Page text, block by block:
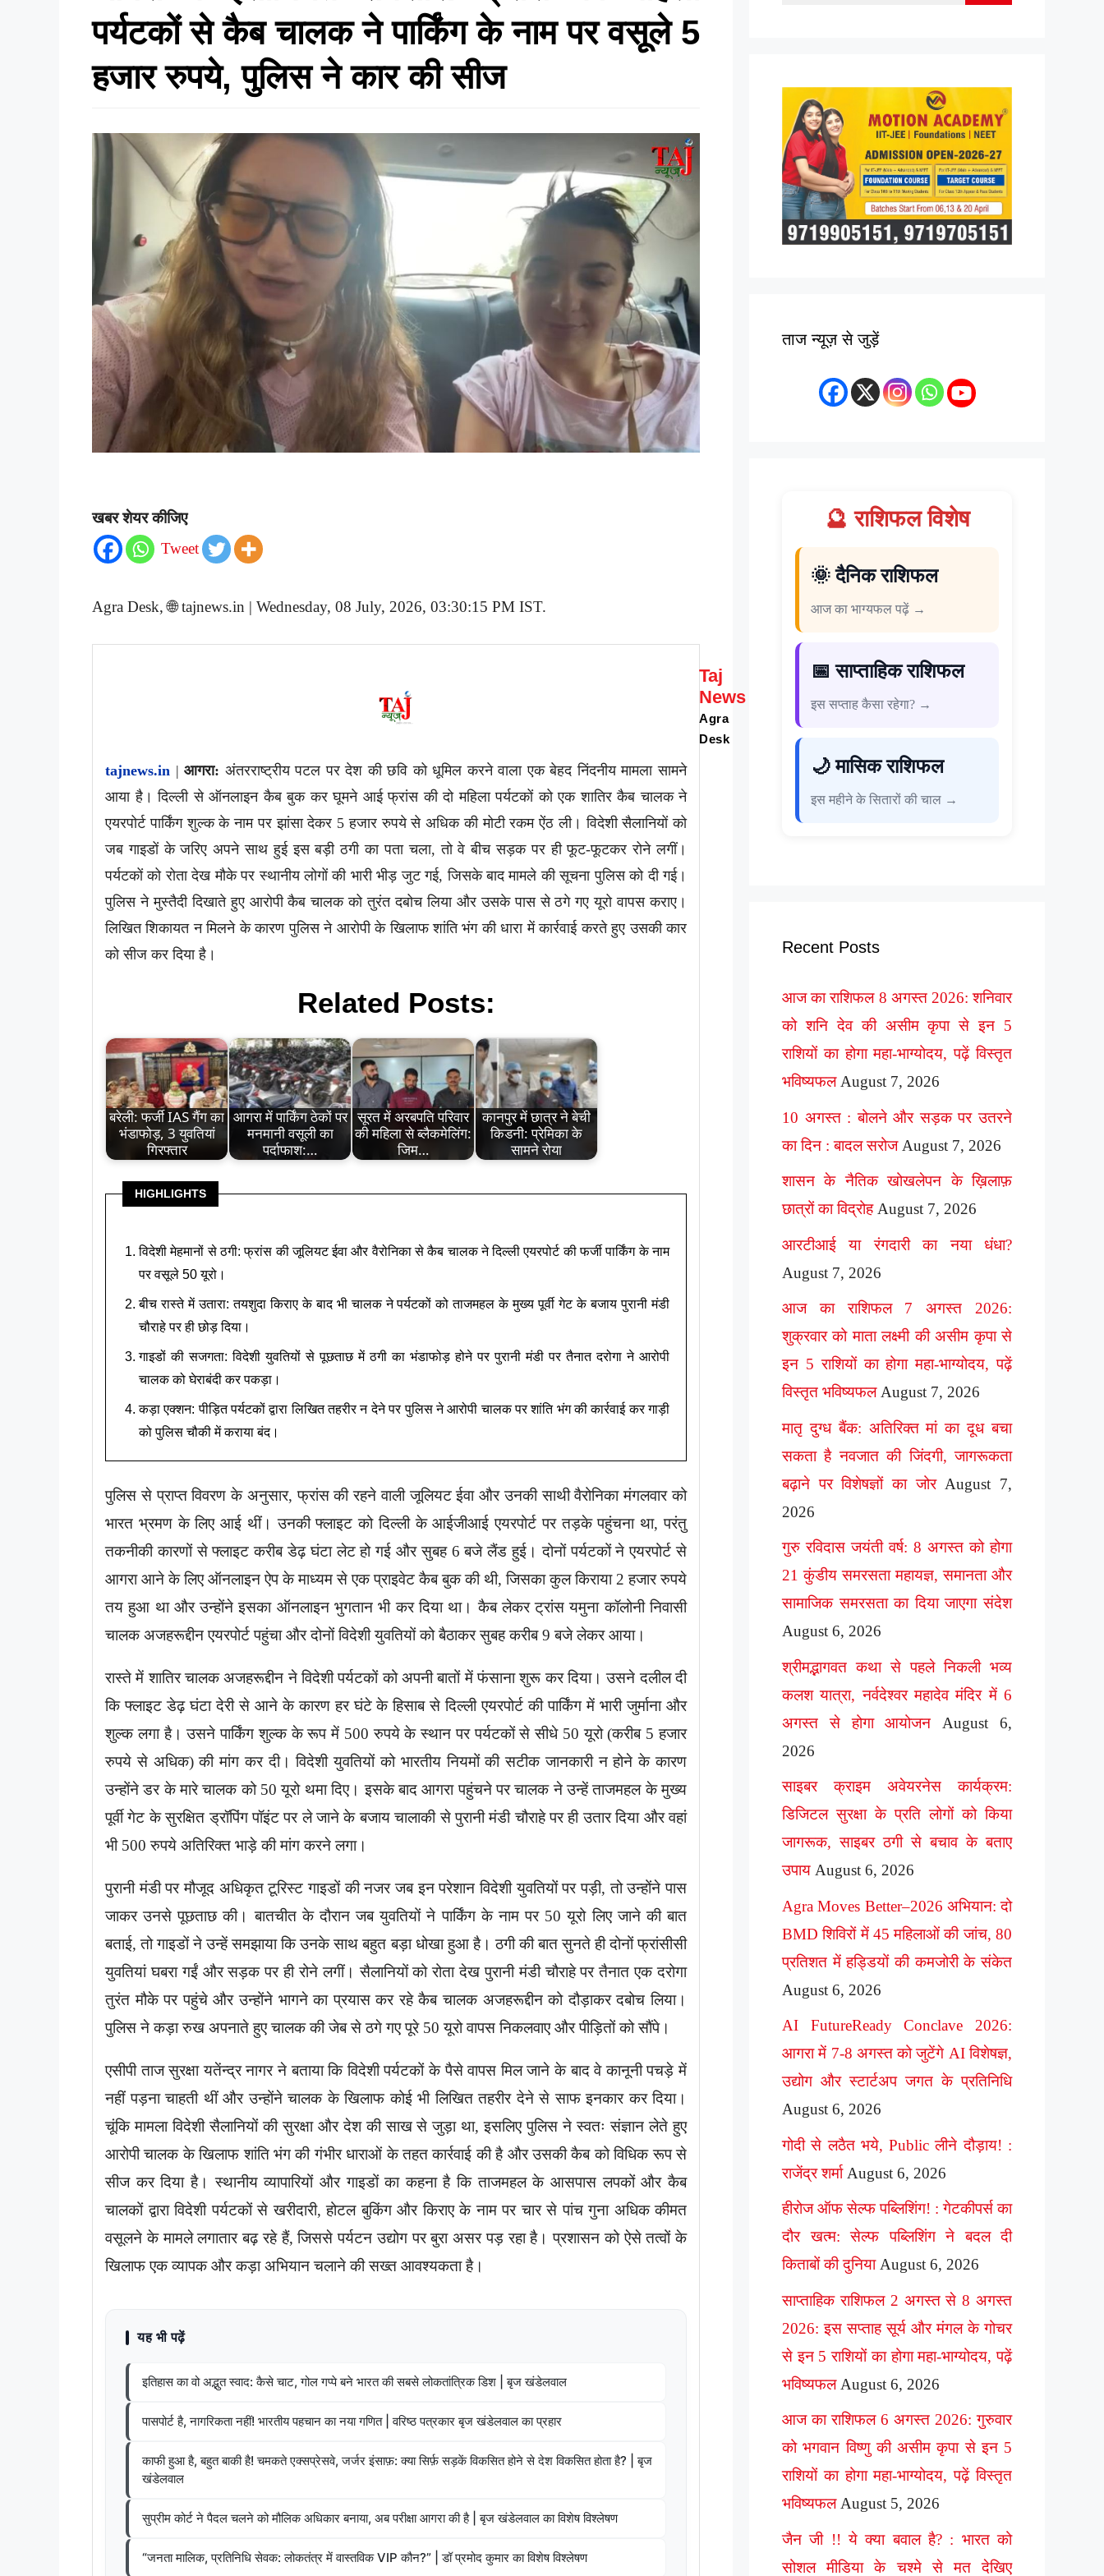
पर्यटकों से कैब चालक ने पार्किंग के नाम पर वसूले 5
हजार रुपये, पुलिस ने कार की सीज
खबर शेयर कीजिए
Tweet
Agra Desk, 🌐 tajnews.in | Wednesday, 08 July, 2026, 03:30:15 PM IST.
Taj
News
Agra
Desk
tajnews.in |आगरा: अंतरराष्ट्रीय पटल पर देश की छवि को धूमिल करने वाला एक बेहद निंदनीय मामला सामने
आया है। दिल्ली से ऑनलाइन कैब बुक कर घूमने आई फ्रांस की दो महिला पर्यटकों को एक शातिर कैब चालक ने
एयरपोर्ट पार्किंग शुल्क के नाम पर झांसा देकर 5 हजार रुपये से अधिक की मोटी रकम ऐंठ ली। विदेशी सैलानियों को
जब गाइडों के जरिए अपने साथ हुई इस बड़ी ठगी का पता चला, तो वे बीच सड़क पर ही फूट-फूटकर रोने लगीं।
पर्यटकों को रोता देख मौके पर स्थानीय लोगों की भारी भीड़ जुट गई, जिसके बाद मामले की सूचना पुलिस को दी गई।
पुलिस ने मुस्तैदी दिखाते हुए आरोपी कैब चालक को तुरंत दबोच लिया और उसके पास से ठगे गए यूरो वापस कराए।
लिखित शिकायत न मिलने के कारण पुलिस ने आरोपी के खिलाफ शांति भंग की धारा में कार्रवाई करते हुए उसकी कार
को सीज कर दिया है।
Related Posts:
बरेली: फर्जी IAS गैंग का
भंडाफोड़, 3 युवतियां
गिरफ्तार
आगरा में पार्किंग ठेकों पर
मनमानी वसूली का
पर्दाफाश:…
सूरत में अरबपति परिवार
की महिला से ब्लैकमेलिंग:
जिम…
कानपुर में छात्र ने बेची
किडनी: प्रेमिका के
सामने रोया
HIGHLIGHTS
विदेशी मेहमानों से ठगी: फ्रांस की जूलियट ईवा और वैरोनिका से कैब चालक ने दिल्ली एयरपोर्ट की फर्जी पार्किंग के नाम
पर वसूले 50 यूरो।
बीच रास्ते में उतारा: तयशुदा किराए के बाद भी चालक ने पर्यटकों को ताजमहल के मुख्य पूर्वी गेट के बजाय पुरानी मंडी
चौराहे पर ही छोड़ दिया।
गाइडों की सजगता: विदेशी युवतियों से पूछताछ में ठगी का भंडाफोड़ होने पर पुरानी मंडी पर तैनात दरोगा ने आरोपी
चालक को घेराबंदी कर पकड़ा।
कड़ा एक्शन: पीड़ित पर्यटकों द्वारा लिखित तहरीर न देने पर पुलिस ने आरोपी चालक पर शांति भंग की कार्रवाई कर गाड़ी
को पुलिस चौकी में कराया बंद।
पुलिस से प्राप्त विवरण के अनुसार, फ्रांस की रहने वाली जूलियट ईवा और उनकी साथी वैरोनिका मंगलवार को
भारत भ्रमण के लिए आई थीं। उनकी फ्लाइट को दिल्ली के आईजीआई एयरपोर्ट पर तड़के पहुंचना था, परंतु
तकनीकी कारणों से फ्लाइट करीब डेढ़ घंटा लेट हो गई और सुबह 6 बजे लैंड हुई। दोनों पर्यटकों ने एयरपोर्ट से
आगरा आने के लिए ऑनलाइन ऐप के माध्यम से एक प्राइवेट कैब बुक की थी, जिसका कुल किराया 2 हजार रुपये
तय हुआ था और उन्होंने इसका ऑनलाइन भुगतान भी कर दिया था। कैब लेकर ट्रांस यमुना कॉलोनी निवासी
चालक अजहरूद्दीन एयरपोर्ट पहुंचा और दोनों विदेशी युवतियों को बैठाकर सुबह करीब 9 बजे लेकर आया।
रास्ते में शातिर चालक अजहरूद्दीन ने विदेशी पर्यटकों को अपनी बातों में फंसाना शुरू कर दिया। उसने दलील दी
कि फ्लाइट डेढ़ घंटा देरी से आने के कारण हर घंटे के हिसाब से दिल्ली एयरपोर्ट की पार्किंग में भारी जुर्माना और
शुल्क लगा है। उसने पार्किंग शुल्क के रूप में 500 रुपये के स्थान पर पर्यटकों से सीधे 50 यूरो (करीब 5 हजार
रुपये से अधिक) की मांग कर दी। विदेशी युवतियों को भारतीय नियमों की सटीक जानकारी न होने के कारण
उन्होंने डर के मारे चालक को 50 यूरो थमा दिए। इसके बाद आगरा पहुंचने पर चालक ने उन्हें ताजमहल के मुख्य
पूर्वी गेट के सुरक्षित ड्रॉपिंग पॉइंट पर ले जाने के बजाय चालाकी से पुरानी मंडी चौराहे पर ही उतार दिया और वहां
भी 500 रुपये अतिरिक्त भाड़े की मांग करने लगा।
पुरानी मंडी पर मौजूद अधिकृत टूरिस्ट गाइडों की नजर जब इन परेशान विदेशी युवतियों पर पड़ी, तो उन्होंने पास
जाकर उनसे पूछताछ की। बातचीत के दौरान जब युवतियों ने पार्किंग के नाम पर 50 यूरो लिए जाने की बात
बताई, तो गाइडों ने उन्हें समझाया कि उनके साथ बहुत बड़ा धोखा हुआ है। ठगी की बात सुनते ही दोनों फ्रांसीसी
युवतियां घबरा गईं और सड़क पर ही रोने लगीं। सैलानियों को रोता देख पुरानी मंडी चौराहे पर तैनात एक दरोगा
तुरंत मौके पर पहुंचे और उन्होंने भागने का प्रयास कर रहे कैब चालक अजहरूद्दीन को दौड़ाकर दबोच लिया।
पुलिस ने कड़ा रुख अपनाते हुए चालक की जेब से ठगे गए पूरे 50 यूरो वापस निकलवाए और पीड़ितों को सौंपे।
एसीपी ताज सुरक्षा यतेंन्द्र नागर ने बताया कि विदेशी पर्यटकों के पैसे वापस मिल जाने के बाद वे कानूनी पचड़े में
नहीं पड़ना चाहती थीं और उन्होंने चालक के खिलाफ कोई भी लिखित तहरीर देने से साफ इनकार कर दिया।
चूंकि मामला विदेशी सैलानियों की सुरक्षा और देश की साख से जुड़ा था, इसलिए पुलिस ने स्वतः संज्ञान लेते हुए
आरोपी चालक के खिलाफ शांति भंग की गंभीर धाराओं के तहत कार्रवाई की है और उसकी कैब को विधिक रूप से
सीज कर दिया है। स्थानीय व्यापारियों और गाइडों का कहना है कि ताजमहल के आसपास लपकों और कैब
चालकों द्वारा विदेशी पर्यटकों से खरीदारी, होटल बुकिंग और किराए के नाम पर चार से पांच गुना अधिक कीमत
वसूलने के मामले लगातार बढ़ रहे हैं, जिससे पर्यटन उद्योग पर बुरा असर पड़ रहा है। प्रशासन को ऐसे तत्वों के
खिलाफ एक व्यापक और कड़ा अभियान चलाने की सख्त आवश्यकता है।
यह भी पढ़ें
इतिहास का वो अद्भुत स्वाद: कैसे चाट, गोल गप्पे बने भारत की सबसे लोकतांत्रिक डिश | बृज खंडेलवाल
पासपोर्ट है, नागरिकता नहीं! भारतीय पहचान का नया गणित | वरिष्ठ पत्रकार बृज खंडेलवाल का प्रहार
काफी हुआ है, बहुत बाकी है! चमकते एक्सप्रेसवे, जर्जर इंसाफ़: क्या सिर्फ़ सड़कें विकसित होने से देश विकसित होता है? | बृज
खंडेलवाल
सुप्रीम कोर्ट ने पैदल चलने को मौलिक अधिकार बनाया, अब परीक्षा आगरा की है | बृज खंडेलवाल का विशेष विश्लेषण
“जनता मालिक, प्रतिनिधि सेवक: लोकतंत्र में वास्तविक VIP कौन?” | डॉ प्रमोद कुमार का विशेष विश्लेषण
ताज न्यूज़ से जुड़ें
🔮 राशिफल विशेष
🌞 दैनिक राशिफल
आज का भाग्यफल पढ़ें →
📅 साप्ताहिक राशिफल
इस सप्ताह कैसा रहेगा? →
🌙 मासिक राशिफल
इस महीने के सितारों की चाल →
Recent Posts
आज का राशिफल 8 अगस्त 2026: शनिवार
को शनि देव की असीम कृपा से इन 5
राशियों का होगा महा-भाग्योदय, पढ़ें विस्तृत
भविष्यफल August 7, 2026
10 अगस्त : बोलने और सड़क पर उतरने
का दिन : बादल सरोज August 7, 2026
शासन के नैतिक खोखलेपन के ख़िलाफ़
छात्रों का विद्रोह August 7, 2026
आरटीआई या रंगदारी का नया धंधा?
August 7, 2026
आज का राशिफल 7 अगस्त 2026:
शुक्रवार को माता लक्ष्मी की असीम कृपा से
इन 5 राशियों का होगा महा-भाग्योदय, पढ़ें
विस्तृत भविष्यफल August 7, 2026
मातृ दुग्ध बैंक: अतिरिक्त मां का दूध बचा
सकता है नवजात की जिंदगी, जागरूकता
बढ़ाने पर विशेषज्ञों का जोर August 7,
2026
गुरु रविदास जयंती वर्ष: 8 अगस्त को होगा
21 कुंडीय समरसता महायज्ञ, समानता और
सामाजिक समरसता का दिया जाएगा संदेश
August 6, 2026
श्रीमद्भागवत कथा से पहले निकली भव्य
कलश यात्रा, नर्वदेश्वर महादेव मंदिर में 6
अगस्त से होगा आयोजन
August 6,
2026
साइबर क्राइम अवेयरनेस कार्यक्रम:
डिजिटल सुरक्षा के प्रति लोगों को किया
जागरूक, साइबर ठगी से बचाव के बताए
उपाय August 6, 2026
Agra Moves Better–2026 अभियान: दो
BMD शिविरों में 45 महिलाओं की जांच, 80
प्रतिशत में हड्डियों की कमजोरी के संकेत
August 6, 2026
AI FutureReady Conclave 2026:
आगरा में 7-8 अगस्त को जुटेंगे AI विशेषज्ञ,
उद्योग और स्टार्टअप जगत के प्रतिनिधि
August 6, 2026
गोदी से लठैत भये, Public लीने दौड़ाय! :
राजेंद्र शर्मा August 6, 2026
हीरोज ऑफ सेल्फ पब्लिशिंग! : गेटकीपर्स का
दौर खत्म: सेल्फ पब्लिशिंग ने बदल दी
किताबों की दुनिया August 6, 2026
साप्ताहिक राशिफल 2 अगस्त से 8 अगस्त
2026: इस सप्ताह सूर्य और मंगल के गोचर
से इन 5 राशियों का होगा महा-भाग्योदय, पढ़ें
भविष्यफल August 6, 2026
आज का राशिफल 6 अगस्त 2026: गुरुवार
को भगवान विष्णु की असीम कृपा से इन 5
राशियों का होगा महा-भाग्योदय, पढ़ें विस्तृत
भविष्यफल August 5, 2026
जैन जी !! ये क्या बवाल है? : भारत को
सोशल मीडिया के चश्मे से मत देखिए